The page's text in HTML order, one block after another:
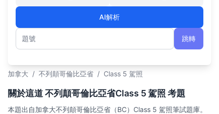
AI解析
題號
跳轉
加拿大 / 不列顛哥倫比亞省 / Class 5 駕照
關於這道 不列顛哥倫比亞省Class 5 駕照 考題
本題出自加拿大不列顛哥倫比亞省（BC）Class 5 駕照筆試題庫。